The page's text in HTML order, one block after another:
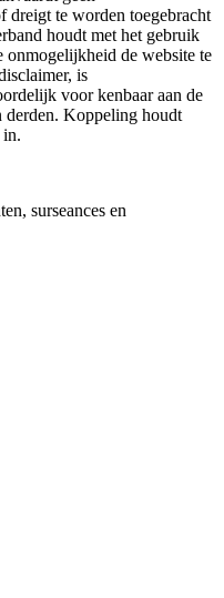
dreigt te worden toegebracht
houdt met het gebruik
onmogelijkheid de website te
is
voor kenbaar aan de
derden. Koppeling houdt
in.
surseances en